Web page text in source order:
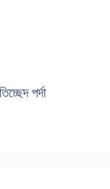
পর্দা